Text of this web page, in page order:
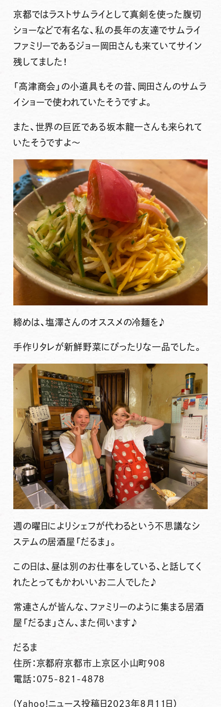
京都ではラストサムライとして真剣を使った腹切
ショーなどで有名な、私の長年の友達でサムライ
ファミリーであるジョー岡田 さんも来ていてサイン
残してました！
「高津商会」の小道具もその昔、岡田さんのサムラ
イショーで使われていたそうですよ。
また、世界の巨匠である坂本龍一さんも来られて
いたそうですよ〜
締めは、塩澤さんのオススメの冷麺を♪
手作りタレが新鮮野菜にぴったりな一品でした。
週の曜日によりシェフが代わるという不思議なシ
ステムの居酒屋「だるま」。
この日は、昼は別のお仕事をしている、と話してく
れたとってもかわいいお二人でした♪
常連さんが皆んな、ファミリーのように集まる居酒
屋「だるま」さん、また伺います♪
だるま
住所：京都府京都市上京区小山町908
電話：075-821-4878
(Yahoo!ニュース投稿日2023年8月11日）